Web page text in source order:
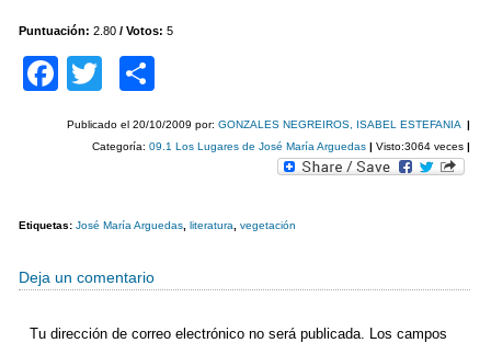
Puntuación: 2.80 / Votos: 5
F
b
o
k
T
tt
m
ar
Publicado el20/10/2009 por:GONZALES NEGREIROS, ISABEL ESTEFANIA |
Categoría:09.1 Los Lugares de José María Arguedas | Visto:3064 veces|
Etiquetas: José María Arguedas literatura vegetación
Deja un comentario
Tu dirección de correo electrónico no será publicada.
Los campos